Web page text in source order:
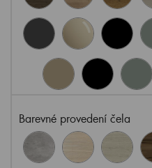
Barevné provedení čela